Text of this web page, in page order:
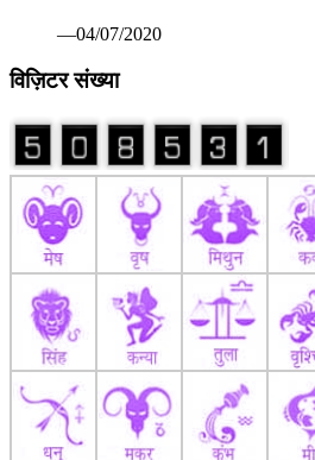
—04/07/2020
विज़िटर संख्या